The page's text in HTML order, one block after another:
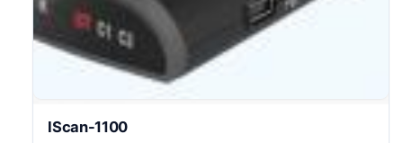
IScan-1100